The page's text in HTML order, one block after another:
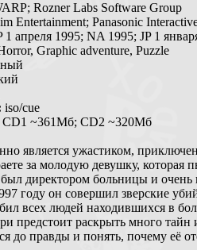
Rozner Labs Software Group
Entertainment; Panasonic
1 апреля 1995; NA 1995; JP 1
Graphic adventure, Puzzle
iso/cue
CD1 ~361Мб; CD2 ~320Мб
является ужастиком,
за молодую девушку, которая
директором больницы и очень
году он совершил зверские
всех людей находившихся в
предстоит раскрыть много
до правды и понять, почему её